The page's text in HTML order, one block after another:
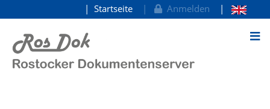
zum Inhalt
Startseite Anmelden